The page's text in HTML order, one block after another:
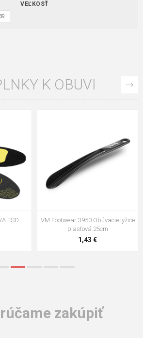
VEĽKOSŤ
39
K OBUVI
VM Footwear 3102 Šnúrky ploché
0,79 €
zakúpiť